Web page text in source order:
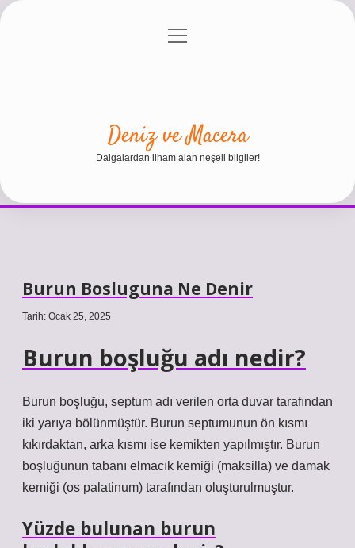
Gizlilik Politikası
menüyü
Deniz ve Macera
Dalgalardan ilham alan neşeli bilgiler!
Burun Bosluguna Ne Denir
Tarih: Ocak 25, 2025
Burun boşluğu adı nedir?
Burun boşluğu, septum adı verilen orta duvar tarafından
iki yarıya bölünmüştür. Burun septumunun ön kısmı
kıkırdaktan, arka kısmı ise kemikten yapılmıştır. Burun
boşluğunun tabanı elmacık kemiği (maksilla) ve damak
kemiği (os palatinum) tarafından oluşturulmuştur.
Yüzde bulunan burun